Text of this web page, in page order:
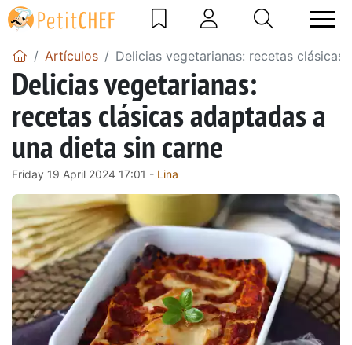
Artículos Delicias vegetarianas: recetas
Delicias vegetarianas:
recetas clásicas adaptadas a
una dieta sin carne
Friday 19 April 2024 17:01 - Lina